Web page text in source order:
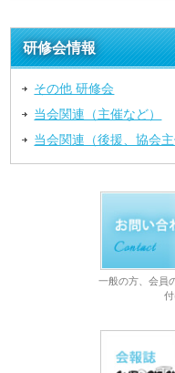
研修会情報
その他 研修会
当会関連（主催など）
当会関連（後援、協会主
一般の方、会員
付